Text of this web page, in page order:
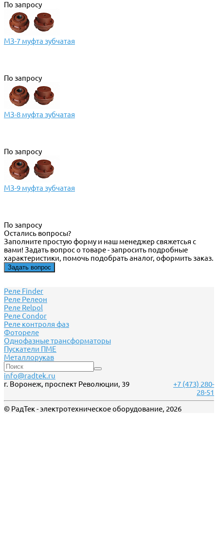
По запросу
МЗ-7 муфта зубчатая
По запросу
МЗ-8 муфта зубчатая
По запросу
МЗ-9 муфта зубчатая
По запросу
Остались вопросы?
Заполните простую форму и наш менеджер свяжетсья с
вами! Задать вопрос о товаре - запросить подробные
характеристики, помочь подобрать аналог, оформить заказ.
Задать вопрос
Реле Finder
Реле Релеон
Реле Relpol
Реле Сondor
Реле контроля фаз
Фотореле
Однофазные трансформаторы
Пускатели ПМЕ
Металлорукав
info@radtek.ru
г. Воронеж, проспект Революции, 39
+7 (473) 280-
28-51
© РадТек - электротехническое оборудование, 2026